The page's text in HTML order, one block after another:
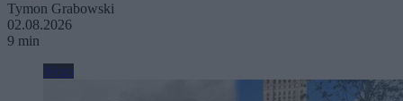
Tymon Grabowski
02.08.2026
9 min
Moto